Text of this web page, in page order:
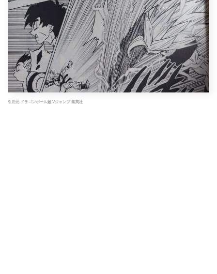
引用元 ドラゴンボール超 Vジャンプ 集英社